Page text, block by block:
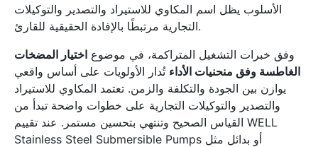
الأسلوب يظل اسم المكاوي للاستيراد والتصدير والتوكيلات
التجارية مرتبطًا بالإفادة الحقيقية للقارئ.
وفق خبرات التشغيل المتراكمة، في موضوع اختيار المضخات
الغاطسة وفق منحنيات الأداء تُدار الأولويات على أساس واقعي
يوازن بين الجودة والتكلفة والزمن. تعتمد المكاوي للاستيراد
والتصدير والتوكيلات التجارية على خطوات واضحة تبدأ من
القياس الصحيح وتنتهي بتحسين مستمر. عند تقييم WELL
Stainless Steel Submersible Pumps أو بدائل مثل